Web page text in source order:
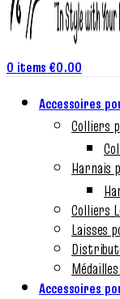
0 items €0.00
Accessoires
Colliers
Harnais
Colliers
Laisses
Accessoires